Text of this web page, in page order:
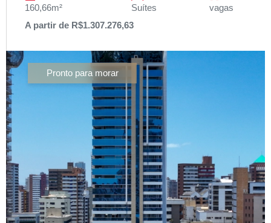
160,66m²
Suítes
vagas
A partir de R$1.307.276,63
Pronto para morar